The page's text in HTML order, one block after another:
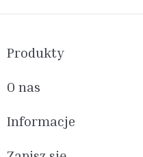
Produkty
O nas
Informacje